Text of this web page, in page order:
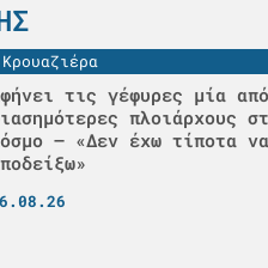
Κρουαζιέρα
τις γέφυρες μία
πλοιάρχους
– «Δεν έχω τίποτα να